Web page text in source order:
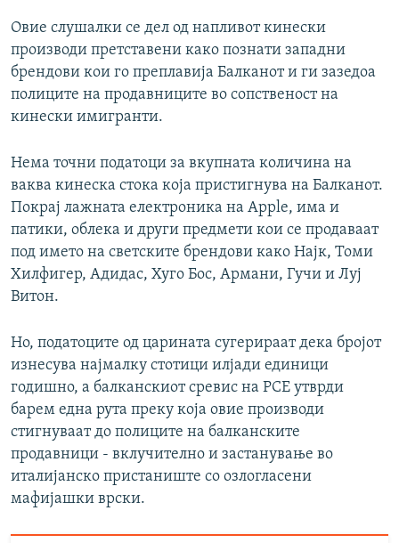
Овие слушалки се дел од напливот кинески
производи претставени како познати западни
брендови кои го преплавија Балканот и ги зазедоа
полиците на продавниците во сопственост на
кинески имигранти.
Нема точни податоци за вкупната количина на
ваква кинеска стока која пристигнува на Балканот.
Покрај лажната електроника на Apple, има и
патики, облека и други предмети кои се продаваат
под името на светските брендови како Најк, Томи
Хилфигер, Адидас, Хуго Бос, Армани, Гучи и Луј
Витон.
Но, податоците од царината сугерираат дека бројот
изнесува најмалку стотици илјади единици
годишно, а балканскиот сревис на РСЕ утврди
барем една рута преку која овие производи
стигнуваат до полиците на балканските
продавници - вклучително и застанување во
италијанско пристаниште со озлогласени
мафијашки врски.